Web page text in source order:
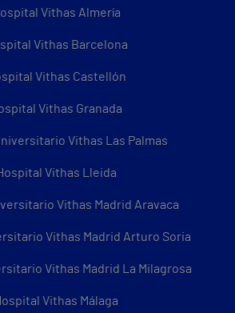
Vithas Almería
Vithas Barcelona
Vithas Castellón
Vithas Granada
Vithas Las Palmas
Vithas Lleida
Vithas Madrid Aravaca
Vithas Madrid Arturo Soria
Vithas Madrid La Milagrosa
Vithas Málaga